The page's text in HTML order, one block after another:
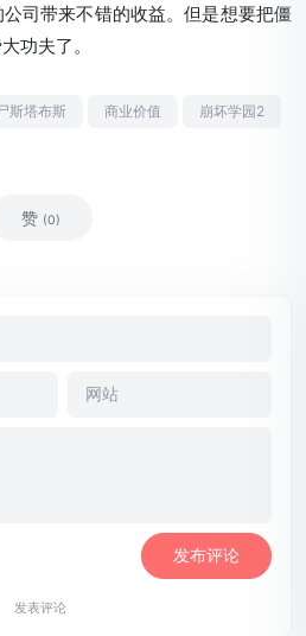
司带来不错的收益。但是想要把僵
功夫了。
斯塔布斯 商业价值 崩坏学园2
赞 (0)
发表评论